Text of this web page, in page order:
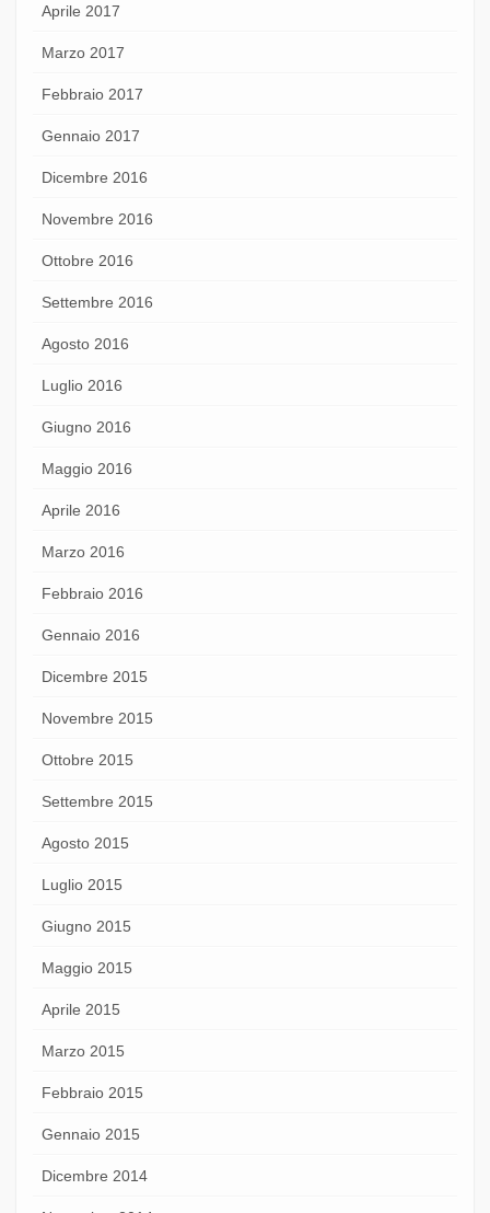
Aprile 2017
Marzo 2017
Febbraio 2017
Gennaio 2017
Dicembre 2016
Novembre 2016
Ottobre 2016
Settembre 2016
Agosto 2016
Luglio 2016
Giugno 2016
Maggio 2016
Aprile 2016
Marzo 2016
Febbraio 2016
Gennaio 2016
Dicembre 2015
Novembre 2015
Ottobre 2015
Settembre 2015
Agosto 2015
Luglio 2015
Giugno 2015
Maggio 2015
Aprile 2015
Marzo 2015
Febbraio 2015
Gennaio 2015
Dicembre 2014